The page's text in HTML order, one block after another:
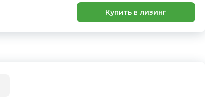
Купить в лизинг